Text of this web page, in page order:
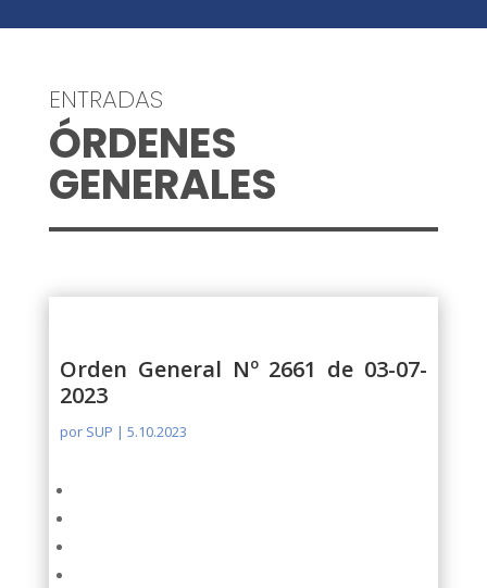
ENTRADAS
ÓRDENES
GENERALES
Orden General Nº 2661 de 03-07-
2023
por SUP | 5.10.2023